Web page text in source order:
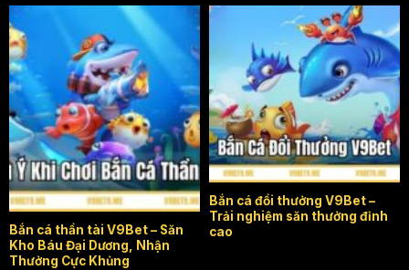
Lưu ý khi chơi bắn cá thần
tài
Bắn cá thần tài V9Bet – Săn
Kho Báu Đại Dương, Nhận
Thưởng Cực Khủng
Bắn cá đổi thưởng V9Bet
Bắn cá đổi thưởng V9Bet –
Trải nghiệm săn thưởng đỉnh
cao